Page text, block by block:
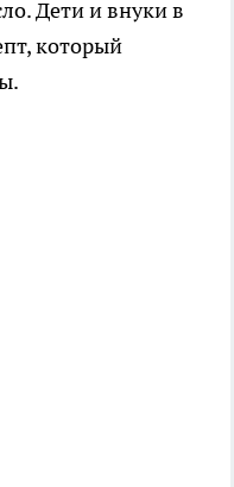
Дети и внуки в
который